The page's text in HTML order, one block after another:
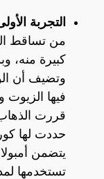
التجربة
من تساقط
كبيرة منه،
وتضيف أن
فيها الزيوت
قررت
حددت لها
يتضمن